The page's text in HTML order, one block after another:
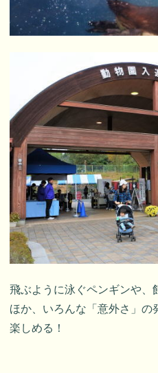
飛ぶように泳ぐペンギンや、
ほか、いろんな「意外さ」
楽しめる！